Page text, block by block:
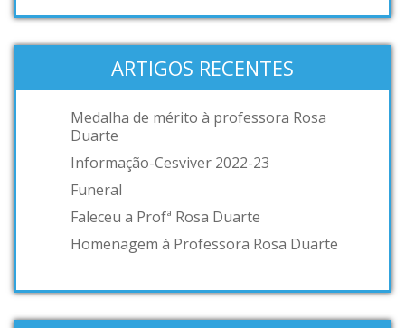
ARTIGOS RECENTES
Medalha de mérito à professora Rosa
Duarte
Informação-Cesviver 2022-23
Funeral
Faleceu a Profª Rosa Duarte
Homenagem à Professora Rosa Duarte